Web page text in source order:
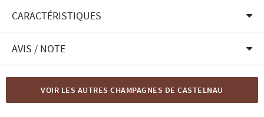
CARACTÉRISTIQUES
AVIS / NOTE
VOIR LES AUTRES CHAMPAGNES DE CASTELNAU